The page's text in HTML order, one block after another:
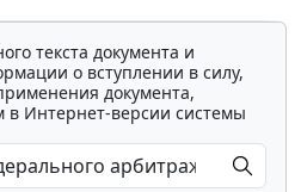
текста документа и
о вступлении в силу,
документа,
в Интернет-версии системы